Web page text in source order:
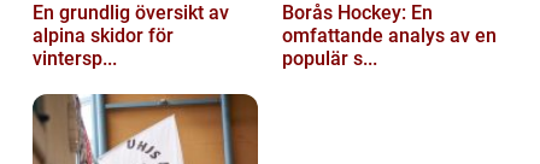
En grundlig översikt av
alpina skidor för
vintersp...
Borås Hockey: En
omfattande analys av en
populär s...